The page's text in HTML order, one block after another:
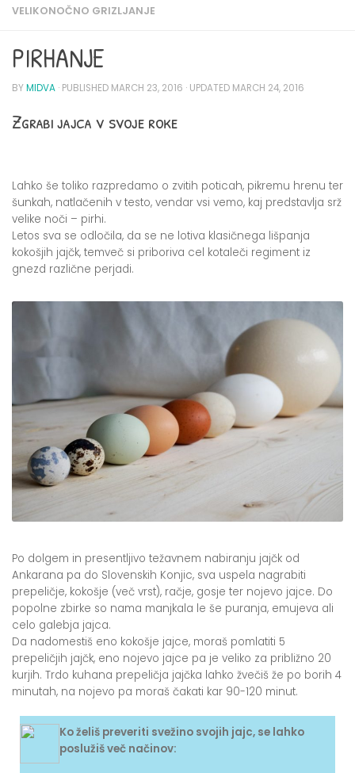
VELIKONOČNO GRIZLJANJE
PIRHANJE
BYMIDVA · PUBLISHED MARCH 23, 2016 · UPDATED MARCH 24, 2016
Zgrabi jajca v svoje roke
Lahko še toliko razpredamo o zvitih poticah, pikremu hrenu ter
šunkah, natlačenih v testo, vendar vsi vemo, kaj predstavlja srž
velike noči – pirhi.
Letos sva se odločila, da se ne lotiva klasičnega lišpanja
kokošjih jajčk, temveč si priboriva cel kotaleči regiment iz
gnezd različne perjadi.
Po dolgem in presentljivo težavnem nabiranju jajčk od
Ankarana pa do Slovenskih Konjic, sva uspela nagrabiti
prepeličje, kokošje (več vrst), račje, gosje ter nojevo jajce. Do
popolne zbirke so nama manjkala le še puranja, emujeva ali
celo galebja jajca.
Da nadomestiš eno kokošje jajce, moraš pomlatiti 5
prepeličjih jajčk, eno nojevo jajce pa je veliko za približno 20
kurjih. Trdo kuhana prepeličja jajčka lahko žvečiš že po borih 4
minutah, na nojevo pa moraš čakati kar 90-120 minut.
Ko želiš preveriti svežino svojih jajc, se lahko
poslužiš več načinov: